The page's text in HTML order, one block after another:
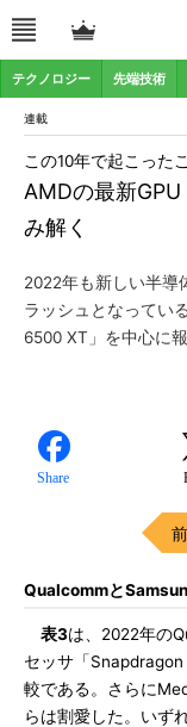
テクノロジー 先端技術
連載
AMDの最新
み解く
この10年で起こった
2022年も新しい半導
ラッシュとなってい
6500 XT」を中心に報
Share
Qualcommと
表3は、2022年の
セッサ「
較である。さらに
らは割愛した。いず